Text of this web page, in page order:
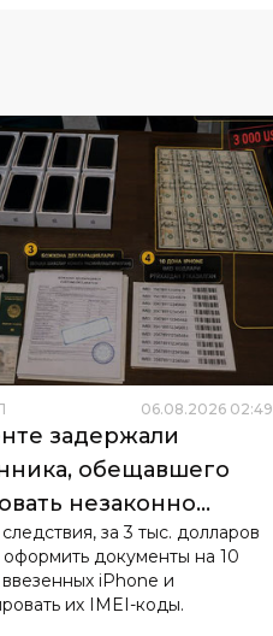
06.08.2026 02:49
задержали
обещавшего
незаконно
iPhoneза 3 тыс. долларов
документы на 10
iPhone и
их IMEI-коды.